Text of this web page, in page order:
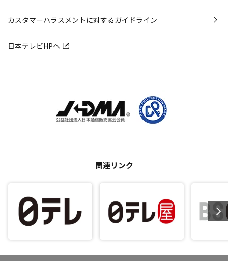
カスタマーハラスメントに対するガイドライン
日本テレビHPへ
関連リンク